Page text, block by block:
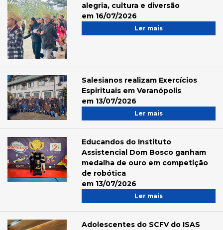
alegria, cultura e diversão
em 16/07/2026
Ler mais
Salesianos realizam Exercícios
Espirituais em Veranópolis
em 13/07/2026
Ler mais
Educandos do Instituto
Assistencial Dom Bosco ganham
medalha de ouro em competição
de robótica
em 13/07/2026
Ler mais
Adolescentes do SCFV do ISAS